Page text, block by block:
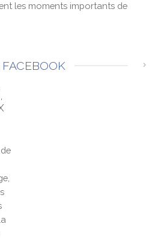
les moments importants de